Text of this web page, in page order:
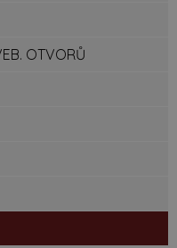
OTVORŮ